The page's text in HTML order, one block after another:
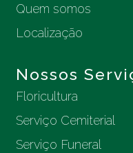
Quem somos
Localização
Nossos
Floricultura
Serviço Cemiterial
Serviço Funeral